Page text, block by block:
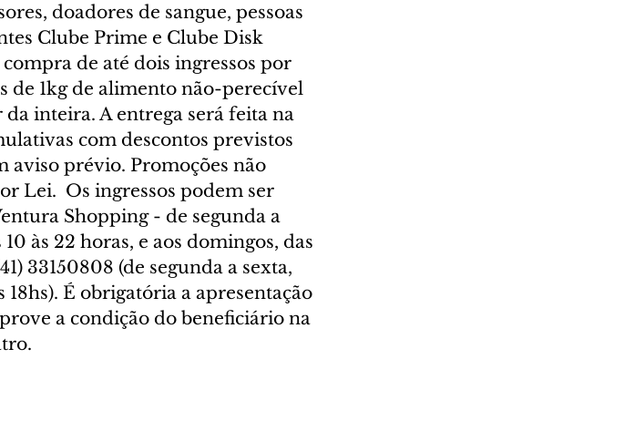
doadores de sangue, pessoas
Clube Prime e Clube Disk
de até dois ingressos por
de 1kg de alimento não-perecível
inteira. A entrega será feita na
com descontos previstos
aviso prévio. Promoções não
Lei.  Os ingressos podem ser
Shopping - de segunda a
10 às 22 horas, e aos domingos, das
33150808 (de segunda a sexta,
18hs). É obrigatória a apresentação
a condição do beneficiário na